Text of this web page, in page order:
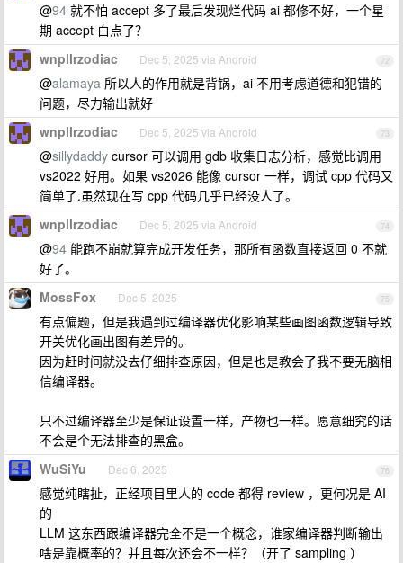
@94 就不怕 accept 多了最后发现烂代码 ai 都修不好，一个星
期 accept 白点了？
72
wnpllrzodiac Dec 5, 2025 via Android
@alamaya 所以人的作用就是背锅，ai 不用考虑道德和犯错的
问题，尽力输出就好
73
wnpllrzodiac Dec 5, 2025 via Android
@sillydaddy cursor 可以调用 gdb 收集日志分析，感觉比调用
vs2022 好用。如果 vs2026 能像 cursor 一样，调试 cpp 代码又
简单了.虽然现在写 cpp 代码几乎已经没人了。
74
wnpllrzodiac Dec 5, 2025 via Android
@94 能跑不崩就算完成开发任务，那所有函数直接返回 0 不就
好了。
75
MossFox Dec 5, 2025
有点偏题，但是我遇到过编译器优化影响某些画图函数逻辑导致
开关优化画出图有差异的。
因为赶时间就没去仔细排查原因，但是也是教会了我不要无脑相
信编译器。
只不过编译器至少是保证设置一样，产物也一样。愿意细究的话
不会是个无法排查的黑盒。
76
WuSiYu Dec 6, 2025
感觉纯瞎扯，正经项目里人的 code 都得 review ，更何况是 AI
的
LLM 这东西跟编译器完全不是一个概念，谁家编译器判断输出
啥是靠概率的？并且每次还会不一样？（开了 sampling ）